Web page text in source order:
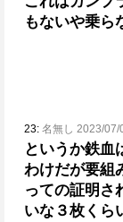
もないや乗ら
23: 名無し 2023/07/
というか鉄血
わけだが要組
っての証明さ
いな３枚くら